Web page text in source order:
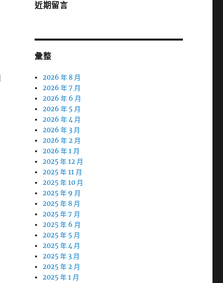
近期留言
彙整
2026 年 8 月
2026 年 7 月
2026 年 6 月
2026 年 5 月
2026 年 4 月
2026 年 3 月
2026 年 2 月
2026 年 1 月
2025 年 12 月
2025 年 11 月
2025 年 10 月
2025 年 9 月
2025 年 8 月
2025 年 7 月
2025 年 6 月
2025 年 5 月
2025 年 4 月
2025 年 3 月
2025 年 2 月
2025 年 1 月